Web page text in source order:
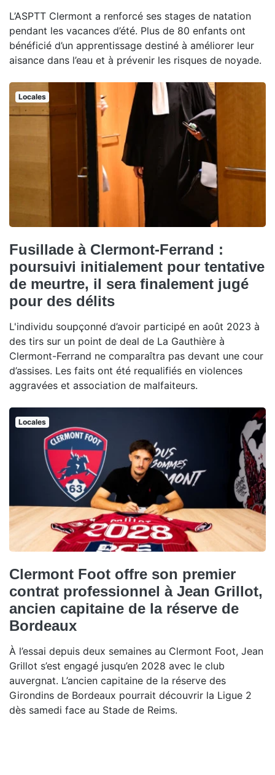
L’ASPTT Clermont a renforcé ses stages de natation
pendant les vacances d’été. Plus de 80 enfants ont
bénéficié d’un apprentissage destiné à améliorer leur
aisance dans l’eau et à prévenir les risques de noyade.
Locales
Fusillade à Clermont-Ferrand :
poursuivi initialement pour tentative
de meurtre, il sera finalement jugé
pour des délits
L'individu soupçonné d’avoir participé en août 2023 à
des tirs sur un point de deal de La Gauthière à
Clermont-Ferrand ne comparaîtra pas devant une cour
d’assises. Les faits ont été requalifiés en violences
aggravées et association de malfaiteurs.
Locales
Clermont Foot offre son premier
contrat professionnel à Jean Grillot,
ancien capitaine de la réserve de
Bordeaux
À l’essai depuis deux semaines au Clermont Foot, Jean
Grillot s’est engagé jusqu’en 2028 avec le club
auvergnat. L’ancien capitaine de la réserve des
Girondins de Bordeaux pourrait découvrir la Ligue 2
dès samedi face au Stade de Reims.